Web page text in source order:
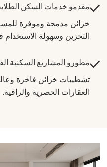
مقدمو خدمات السكن
خزائن مدمجة وموفرة
التخزين وسهولة
مطورو المشاريع السكنية
تشطيبات خزائن فاخرة
العقارات الحصرية والراقية.